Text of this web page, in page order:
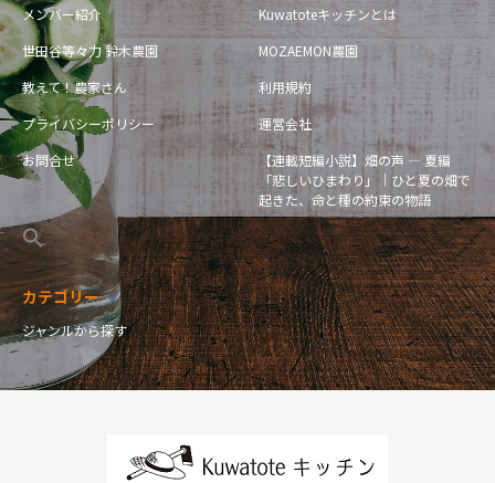
メンバー紹介
Kuwatoteキッチンとは
世田谷等々力 鈴木農園
MOZAEMON農園
教えて！農家さん
利用規約
プライバシーポリシー
運営会社
お問合せ
【連載短編小説】畑の声 — 夏編
「悲しいひまわり」｜ひと夏の畑で
起きた、命と種の約束の物語
カテゴリー
ジャンルから探す